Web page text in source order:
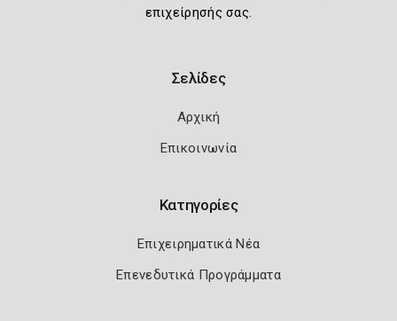
επιχείρησής σας.
Σελίδες
Αρχική
Επικοινωνία
Κατηγορίες
Επιχειρηματικά Νέα
Επενεδυτικά Προγράμματα